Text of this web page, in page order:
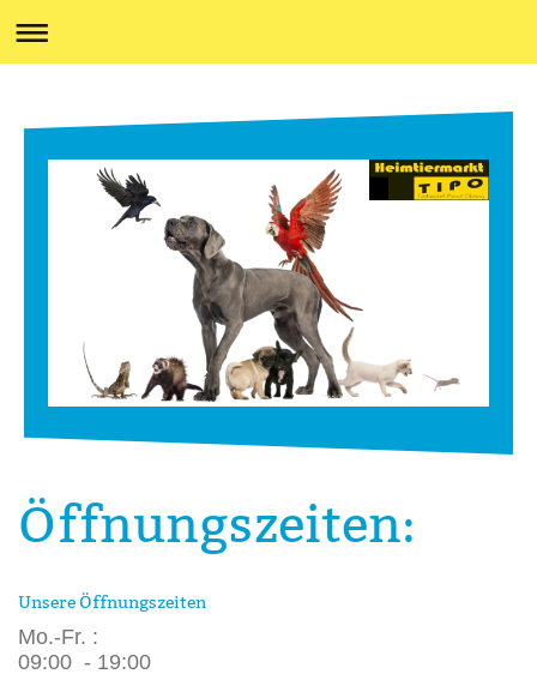
Öffnungszeiten:
Unsere Öffnungszeiten
Mo.-Fr. :
09:00 - 19:00